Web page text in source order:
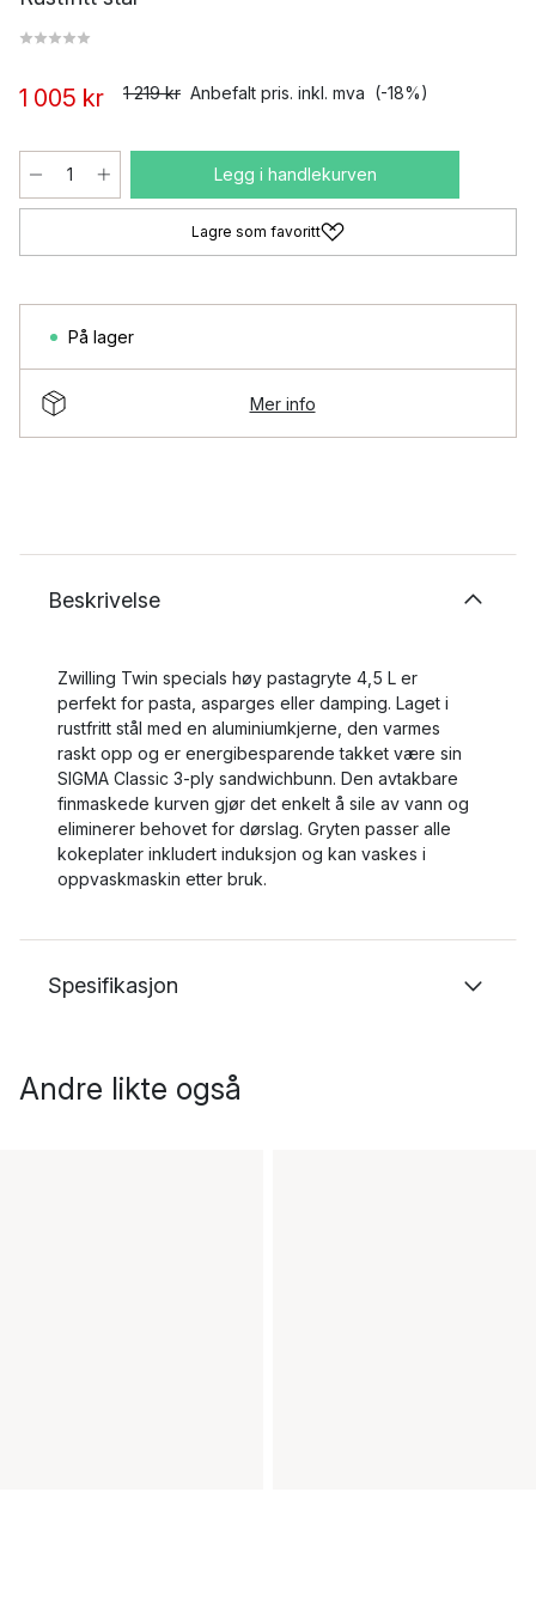
1 005 kr 1 219 kr Anbefalt pris. inkl. mva (-18%)
Legg i handlekurven
Lagre som favoritt
På lager
Mer info
Beskrivelse
Zwilling Twin specials høy pastagryte 4,5 L er
perfekt for pasta, asparges eller damping. Laget i
rustfritt stål med en aluminiumkjerne, den varmes
raskt opp og er energibesparende takket være sin
SIGMA Classic 3-ply sandwichbunn. Den avtakbare
finmaskede kurven gjør det enkelt å sile av vann og
eliminerer behovet for dørslag. Gryten passer alle
kokeplater inkludert induksjon og kan vaskes i
oppvaskmaskin etter bruk.
Spesifikasjon
Andre likte også